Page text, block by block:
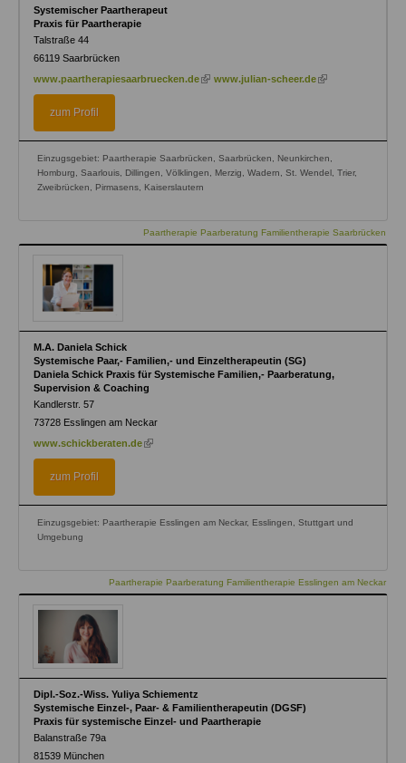
Systemischer Paartherapeut
Praxis für Paartherapie
Talstraße 44
66119 Saarbrücken
www.paartherapiesaarbruecken.de (linkwww.julian-scheer.de (link
zum Profil
Einzugsgebiet: Paartherapie Saarbrücken, Saarbrücken, Neunkirchen,
Homburg, Saarlouis, Dillingen, Völklingen, Merzig, Wadern, St. Wendel, Trier,
Zweibrücken, Pirmasens, Kaiserslautern
Paartherapie Paarberatung Familientherapie Saarbrücken
M.A. Daniela Schick
Systemische Paar,- Familien,- und Einzeltherapeutin (SG)
Daniela Schick Praxis für Systemische Familien,- Paarberatung,
Supervision & Coaching
Kandlerstr. 57
73728 Esslingen am Neckar
www.schickberaten.de(link
zum Profil
Einzugsgebiet: Paartherapie Esslingen am Neckar, Esslingen, Stuttgart und
Umgebung
Paartherapie Paarberatung Familientherapie Esslingen am Neckar
Dipl.-Soz.-Wiss. Yuliya Schiementz
Systemische Einzel-, Paar- & Familientherapeutin (DGSF)
Praxis für systemische Einzel- und Paartherapie
Balanstraße 79a
81539 München